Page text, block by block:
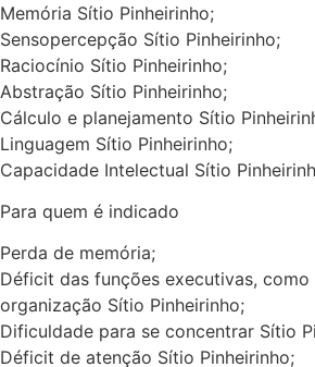
Memória Sítio Pinheirinho;
Sensopercepção Sítio Pinheirinho;
Raciocínio Sítio Pinheirinho;
Abstração Sítio Pinheirinho;
Cálculo e planejamento Sítio
Linguagem Sítio Pinheirinho;
Capacidade Intelectual Sítio
Para quem é indicado
Perda de memória;
Déficit das funções executivas, como
organização Sítio Pinheirinho;
Dificuldade para se concentrar Sítio
Déficit de atenção Sítio Pinheirinho;